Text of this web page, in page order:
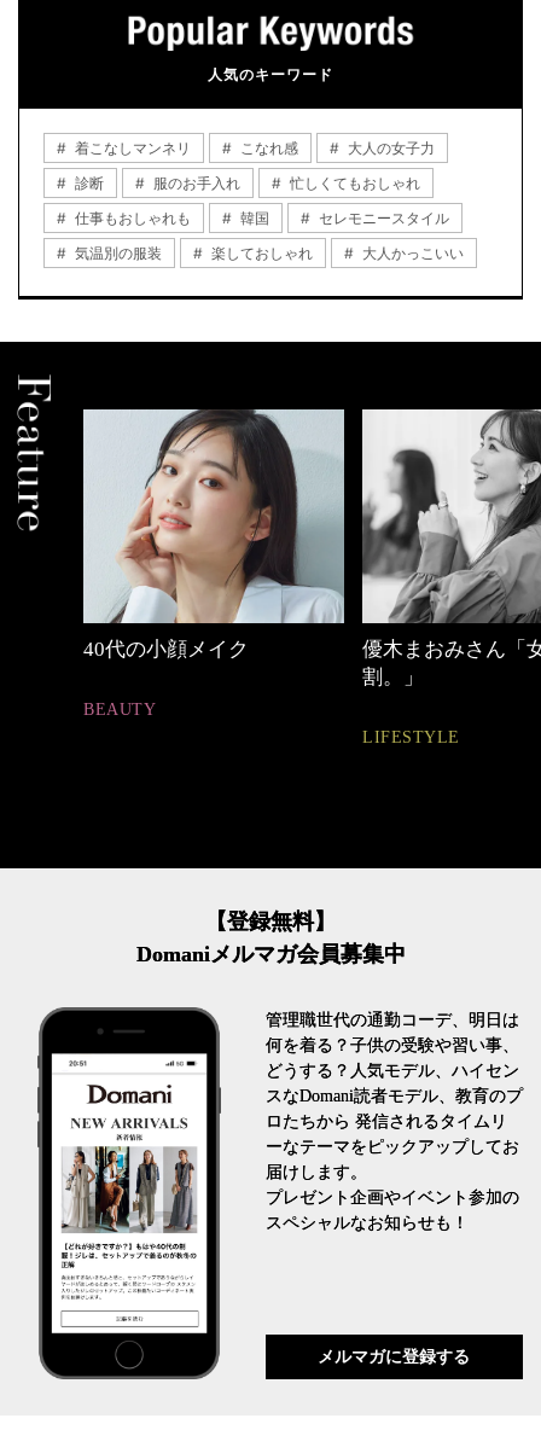
人気のキーワード
着こなしマンネリ こなれ感
大人の女子力
診断
服のお手入れ
忙しくてもおしゃれ
仕事もおしゃれも
韓国
セレモニースタイル
気温別の服装
楽しておしゃれ 大人かっこいい
40代の小顔メイク
BEAUTY
優木まおみさん「
割。」
LIFESTYLE
【登録無料】
Domaniメルマガ会員募集中
管理職世代の通勤コーデ、明日は
何を着る？子供の受験や習い事、
どうする？人気モデル、ハイセン
スなDomani読者モデル、教育のプ
ロたちから 発信されるタイムリ
ーなテーマをピックアップしてお
届けします。
プレゼント企画やイベント参加の
スペシャルなお知らせも！
メルマガに登録する